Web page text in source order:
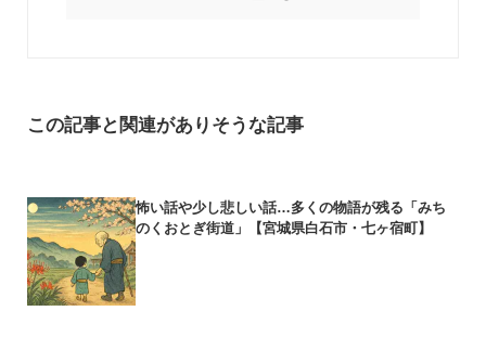
この記事と関連がありそうな記事
怖い話や少し悲しい話…多くの物語が残る「みち
のくおとぎ街道」【宮城県白石市・七ヶ宿町】